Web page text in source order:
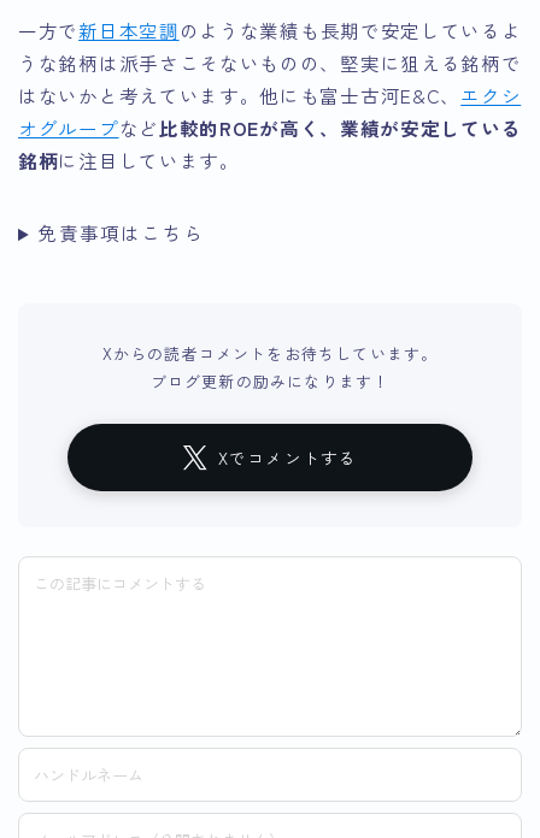
一方で新日本空調のような業績も長期で安定しているよ
うな銘柄は派手さこそないものの、堅実に狙える銘柄で
はないかと考えています。他にも富士古河E&C、 エクシ
オグループなど 比較的ROEが高く、業績が安定している
銘柄に注目しています。
免責事項はこちら
Xからの読者コメントをお待ちしています。
ブログ更新の励みになります！
Xでコメントする